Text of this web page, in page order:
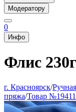
Модератору
0
Инфо
Флис
г. Красноярск/
пряжа/Товар